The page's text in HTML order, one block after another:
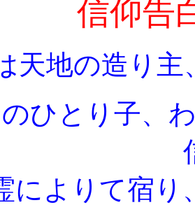
信仰告
天地の造り
ひとり子、
によりて宿